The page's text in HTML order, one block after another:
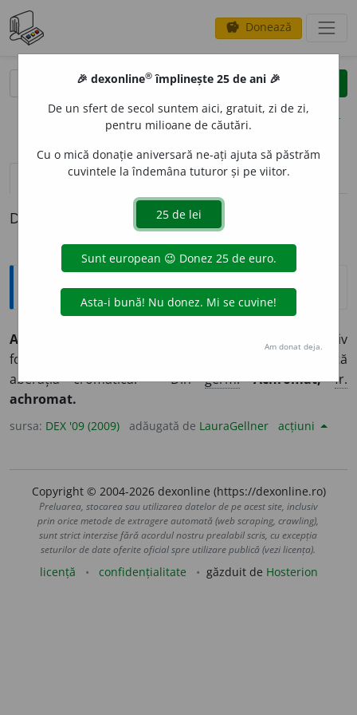
savings Donează
clear
opțiuni
definiții (1)
Definiția cu ID-ul 822340:
Explicative DEX
ACROM
(Obiectiv
fotografic) căruia i-a fost corectată sau înlăturată
aberația cromatică. – Dingerm. Achromat,
fr.
achromat.
sursa: DEX '09 (2009) adăugată de LauraGellner acțiuni
Copyright © 2004-2026 dexonline (https://dexonline.ro)
Preluarea, stocarea sau utilizarea datelor de pe acest site, inclusiv
prin orice metode de extragere automată (web scraping, crawling),
sunt strict interzise fără acordul nostru prealabil scris, cu excepția
seturilor de date oferite oficial spre utilizare publică (vezi licența).
licență confidențialitate găzduit de Hosterion
🎉 dexonline® împlinește 25 de ani 🎉
De un sfert de secol suntem aici, gratuit, zi de zi,
pentru milioane de căutări.
Cu o mică donație aniversară ne-ați ajuta să păstrăm
cuvintele la îndemâna tuturor și pe viitor.
Am donat deja.